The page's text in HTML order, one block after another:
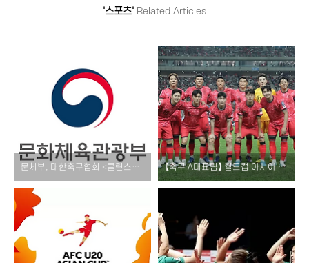
'스포츠' Related Articles
문체부, 대한축구협회 <클린스만, 홍명보> 감독 선임 특정 감사 결과 발표! [과정 문제 이사회 절차 위반 누락 정몽규 회장] 【축구 A대표팀】 월드컵 아시아 3차 예선 경기 소개! [요르단 이라크전 용인미르스타디움 중계 MBC KBS 쿠팡플레이 일정 시간 티켓 예매]